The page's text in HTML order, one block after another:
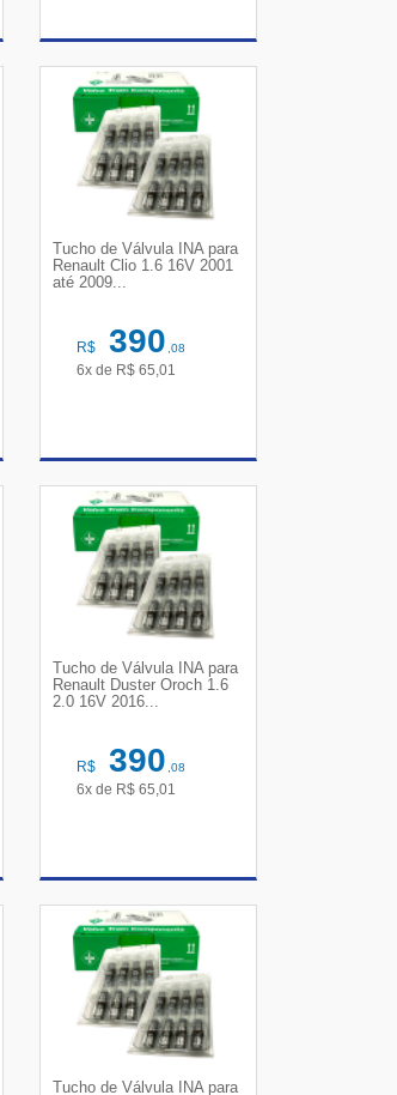
Tucho de Válvula INA para
Renault Clio 1.6 16V 2001
até 2009...
R$ 390,08
6x de R$ 65,01
Tucho de Válvula INA para
Renault Duster Oroch 1.6
2.0 16V 2016...
R$ 390,08
6x de R$ 65,01
Tucho de Válvula INA para